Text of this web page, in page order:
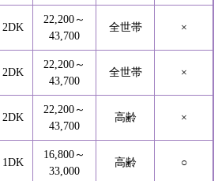
2DK
22,200～
43,700
全世帯 ×
2DK
22,200～
43,700
全世帯 ×
2DK
22,200～
43,700
高齢 ×
1DK
16,800～
33,000
高齢 ○